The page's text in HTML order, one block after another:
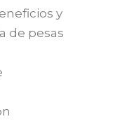
y
de pesas